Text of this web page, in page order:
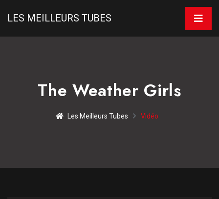
LES MEILLEURS TUBES
The Weather Girls
Les Meilleurs Tubes Vidéo